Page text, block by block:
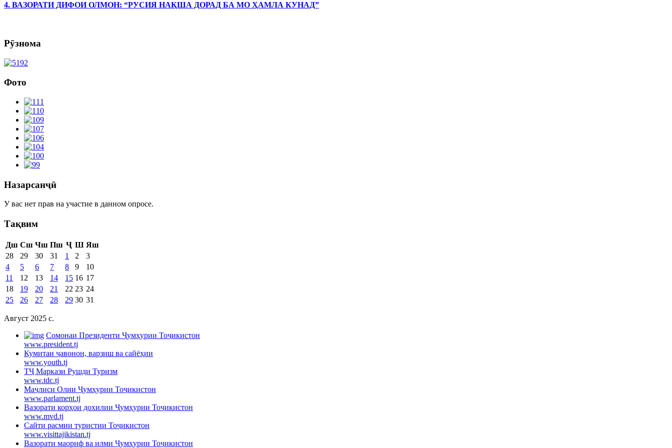
4. ВАЗОРАТИ ДИФОИ ОЛМОН: “РУСИЯ НАҚША ДОРАД БА МО ҲАМЛА КУНАД”
Рӯзнома
Фото
Назарсанҷӣ
У вас нет прав на участие в данном опросе.
Тақвим
Дш Сш Чш Пш Ҷ Ш Яш
28
29 30 31 1 2
3
4
5 6 7 8 9
10
11
12 13 14 15 16 17
18
19 20 21 22 23 24
25
26 27 28 29 30 31
Август 2025 c.
Cомонаи Президенти Ҷумҳурии Тоҷикистон
www.president.tj
Кумитаи ҷавонон, варзиш ва сайёҳии
www.youth.tj
ТҶ Маркази Рушди Туризм
www.tdc.tj
Маҷлиси Олии Ҷумҳурии Тоҷикистон
www.parlament.tj
Вазорати корҳои дохилии Ҷумҳурии Тоҷикистон
www.mvd.tj
Сайти расмии туристии Тоҷикистон
www.visittajikistan.tj
Вазорати маориф ва илми Ҷумҳурии Тоҷикистон